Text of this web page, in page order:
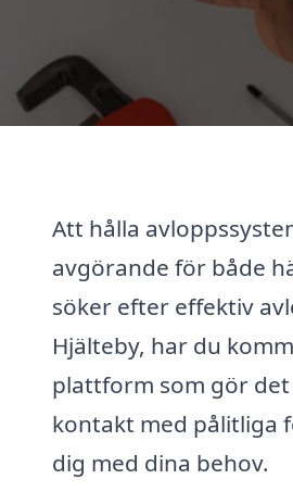
Att hålla
avgörande för både
söker efter effektiv
Hjälteby, har du
plattform som gör
kontakt med pålitliga
dig med dina behov.